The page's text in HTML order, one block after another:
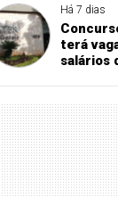
Há 7 dias
terá
salários